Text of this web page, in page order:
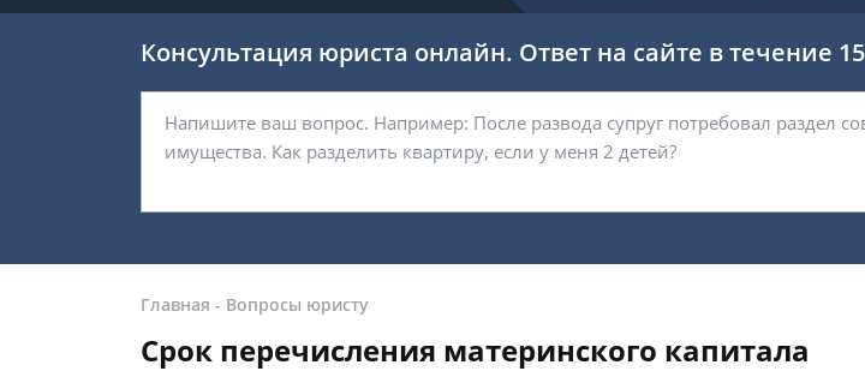
Консультация юриста онлайн. Ответ на сайте в течение
Главная - Вопросы юристу
Срок перечисления материнского капитала